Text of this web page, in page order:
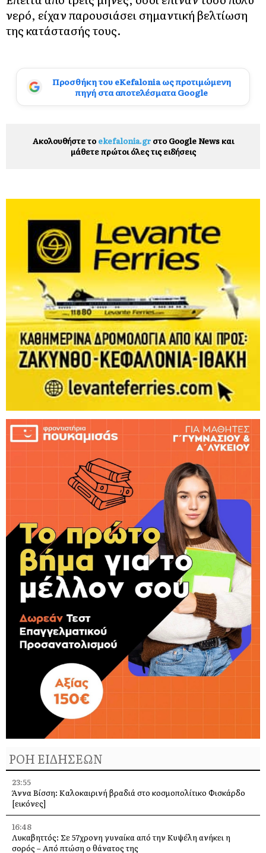
νερό, είχαν παρουσιάσει σημαντική βελτίωση
της κατάστασής τους.
Προσθήκη του eKefalonia ως προτιμώμενη
πηγή στα αποτελέσματα Google
Ακολουθήστε το ekefalonia.grστο Google News και
μάθετε πρώτοι όλες τις ειδήσεις
ΡΟΗ ΕΙΔΗΣΕΩΝ
23:55
Άννα Βίσση: Καλοκαιρινή βραδιά στο κοσμοπολίτικο Φισκάρδο
[εικόνες]
16:48
Λυκαβηττός: Σε 57χρονη γυναίκα από την Κυψέλη ανήκει η
σορός – Από πτώση ο θάνατος της